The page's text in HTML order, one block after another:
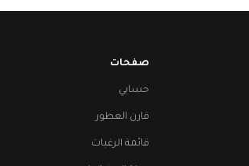
صفحات
حسابي
قارن العطور
قائمة الرغبات